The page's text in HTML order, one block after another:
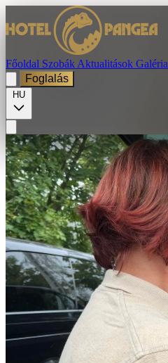
Főoldal Szobák Aktualitások Galéria
Foglalás
HU